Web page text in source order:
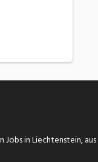
in Liechtenstein,